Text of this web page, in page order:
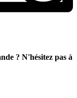
? N'hésitez pas à